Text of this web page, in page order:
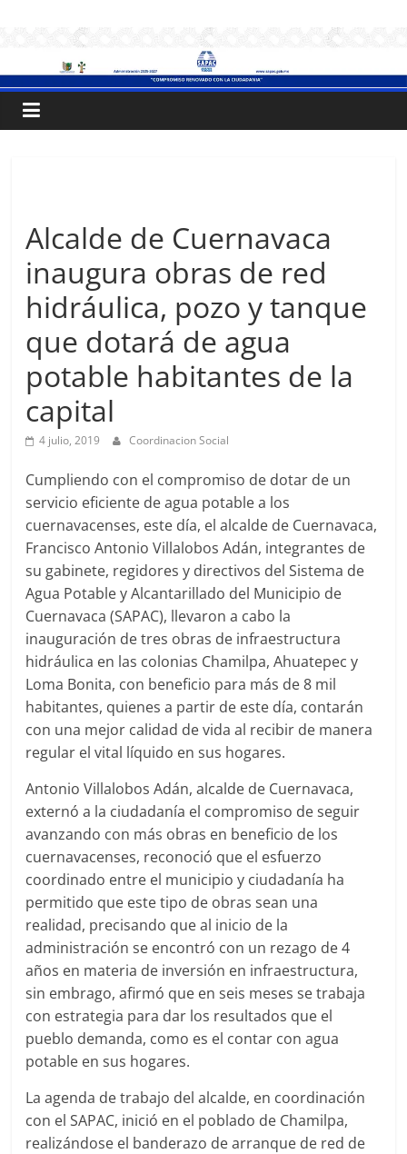
S
A
A
C
:.
Sistema
de
Agua
Potable
Alcantarillado
del
Municipio
de
Cuernavaca
Alcalde de Cuernavaca
inaugura obras de red
hidráulica, pozo y tanque
que dotará de agua
potable habitantes de la
capital
4 julio, 2019 Coordinacion Social
Cumpliendo con el compromiso de dotar de un
servicio eficiente de agua potable a los
cuernavacenses, este día, el alcalde de Cuernavaca,
Francisco Antonio Villalobos Adán, integrantes de
su gabinete, regidores y directivos del Sistema de
Agua Potable y Alcantarillado del Municipio de
Cuernavaca (SAPAC), llevaron a cabo la
inauguración de tres obras de infraestructura
hidráulica en las colonias Chamilpa, Ahuatepec y
Loma Bonita, con beneficio para más de 8 mil
habitantes, quienes a partir de este día, contarán
con una mejor calidad de vida al recibir de manera
regular el vital líquido en sus hogares.
Antonio Villalobos Adán, alcalde de Cuernavaca,
externó a la ciudadanía el compromiso de seguir
avanzando con más obras en beneficio de los
cuernavacenses, reconoció que el esfuerzo
coordinado entre el municipio y ciudadanía ha
permitido que este tipo de obras sean una
realidad, precisando que al inicio de la
administración se encontró con un rezago de 4
años en materia de inversión en infraestructura,
sin embrago, afirmó que en seis meses se trabaja
con estrategia para dar los resultados que el
pueblo demanda, como es el contar con agua
potable en sus hogares.
La agenda de trabajo del alcalde, en coordinación
con el SAPAC, inició en el poblado de Chamilpa,
realizándose el banderazo de arranque de red de